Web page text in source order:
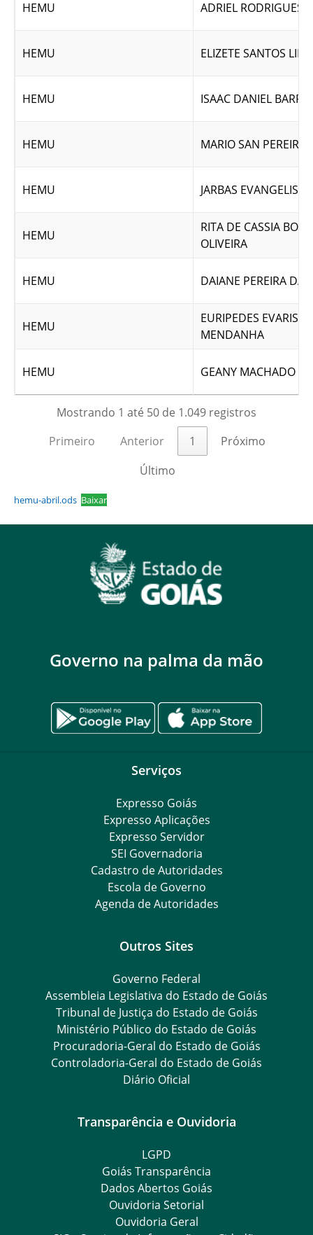
HEMU ADRIEL RODRIGUES
HEMU ELIZETE SANTOS LIMA
HEMU ISAAC DANIEL
HEMU MARIO SAN PEREIRA
HEMU JARBAS
HEMU
RITA DE CASSIA
OLIVEIRA
HEMU DAIANE PEREIRA DA
HEMU
EURIPEDES EVARISTO
MENDANHA
HEMU GEANY MACHADO
Mostrando 1 até 50 de 1.049 registros
Primeiro
Anterior 1
Próximo
Último
hemu-abril.ods Baixar
Governo na palma da mão
Serviços
Expresso Goiás
Expresso Aplicações
Expresso Servidor
SEI Governadoria
Cadastro de Autoridades
Escola de Governo
Agenda de Autoridades
Outros Sites
Governo Federal
Assembleia Legislativa do Estado de Goiás
Tribunal de Justiça do Estado de Goiás
Ministério Público do Estado de Goiás
Procuradoria-Geral do Estado de Goiás
Controladoria-Geral do Estado de Goiás
Diário Oficial
Transparência e Ouvidoria
LGPD
Goiás Transparência
Dados Abertos Goiás
Ouvidoria Setorial
Ouvidoria Geral